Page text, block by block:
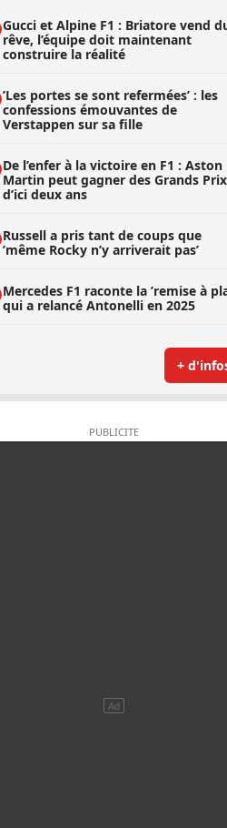
Gucci et Alpine F1 : Briatore vend
rêve, l’équipe doit maintenant
construire la réalité
’Les portes se sont refermées’ : les
confessions émouvantes de
Verstappen sur sa fille
De l’enfer à la victoire en F1 : Aston
Martin peut gagner des Grands Prix
d’ici deux ans
Russell a pris tant de coups que
’même Rocky n’y arriverait pas’
Mercedes F1 raconte la ’remise à
qui a relancé Antonelli en 2025
+